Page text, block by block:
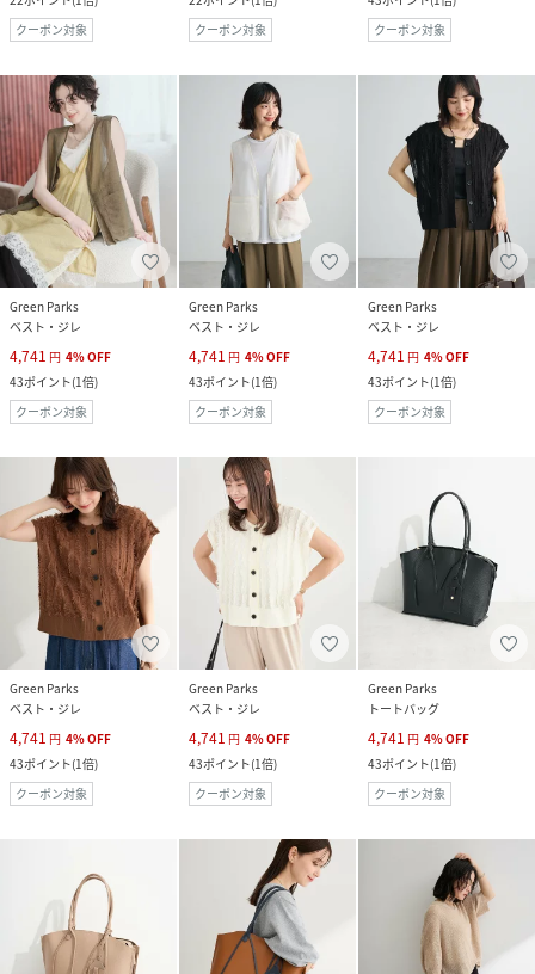
クーポン対象
クーポン対象
クーポン対象
Green Parks
ベスト・ジレ
4,741 円 4%OFF
43ポイント(1倍)
クーポン対象
Green Parks
ベスト・ジレ
4,741 円 4%OFF
43ポイント(1倍)
クーポン対象
Green Parks
ベスト・ジレ
4,741 円 4%OFF
43ポイント(1倍)
クーポン対象
Green Parks
ベスト・ジレ
4,741 円 4%OFF
43ポイント(1倍)
クーポン対象
Green Parks
ベスト・ジレ
4,741 円 4%OFF
43ポイント(1倍)
クーポン対象
Green Parks
トートバッグ
4,741 円 4%OFF
43ポイント(1倍)
クーポン対象